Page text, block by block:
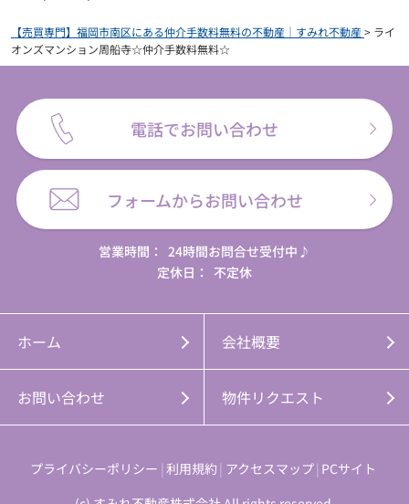
【売買専門】福岡市南区にある仲介手数料無料の不動産｜すみれ不動産> ライ
オンズマンション周船寺☆仲介手数料無料☆
電話でお問い合わせ
フォームからお問い合わせ
営業時間： 24時間お問合せ受付中♪
定休日：
不定休
ホーム 会社概要
お問い合わせ 物件リクエスト
プライバシーポリシー 利用規約 アクセスマップ PCサイト